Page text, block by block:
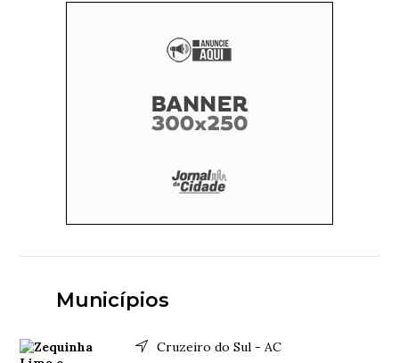
Municípios
Cruzeiro do Sul - AC